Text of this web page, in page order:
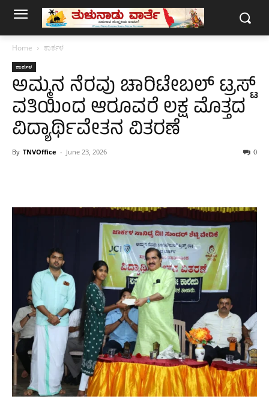
Home ಕಾರ್ಕಳ
ಕಾರ್ಕಳ
ಅಮ್ಮನ ನೆರವು ಚಾರಿಟೇಬಲ್ ಟ್ರಸ್ಟ್
ವತಿಯಿಂದ ಆರೂವರೆ ಲಕ್ಷ ಮೊತ್ತದ
ವಿದ್ಯಾರ್ಥಿವೇತನ ವಿತರಣೆ
By TNVOffice - June 23, 2026 0